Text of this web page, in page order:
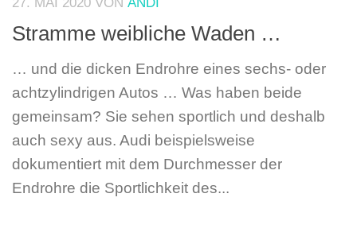
27. MAI 2020 VON ANDI
Stramme weibliche Waden …
… und die dicken Endrohre eines sechs- oder
achtzylindrigen Autos … Was haben beide
gemeinsam? Sie sehen sportlich und deshalb
auch sexy aus. Audi beispielsweise
dokumentiert mit dem Durchmesser der
Endrohre die Sportlichkeit des...